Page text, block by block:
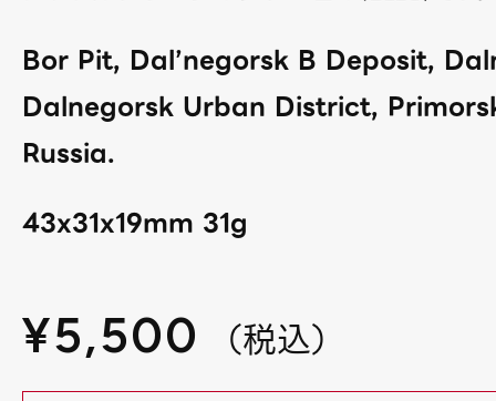
Bor Pit, Dal’negorsk B Deposit,
Dalnegorsk Urban District,
Russia.
43x31x19mm 31g
¥5,500 （税込）